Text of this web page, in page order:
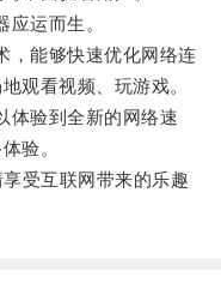
运而生。
能够快速优化网络连
观看视频、玩游戏。
验到全新的网络速
验。
受互联网带来的乐趣